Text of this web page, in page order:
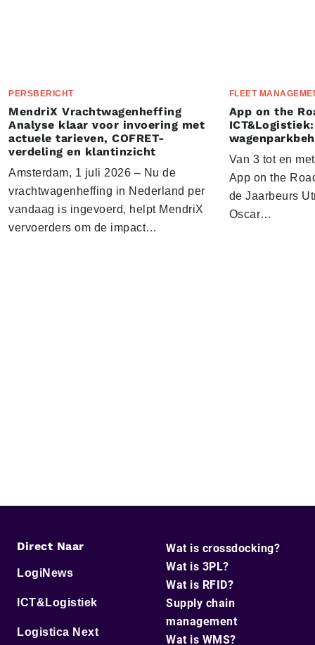
PERSBERICHT
MendriX Vrachtwagenheffing
Analyse klaar voor invoering met
actuele tarieven, COFRET-
verdeling en klantinzicht
Amsterdam, 1 juli 2026 – Nu de
vrachtwagenheffing in Nederland per
vandaag is ingevoerd, helpt MendriX
vervoerders om de impact…
FLEET
App on the
Van 3 tot en
App on the
de Jaarbeurs
Oscar…
Direct Naar
LogiNews
ICT&Logistiek
Logistica Next
Wat is crossdocking?
Wat is 3PL?
Wat is RFID?
Supply chain
management
Wat is WMS?